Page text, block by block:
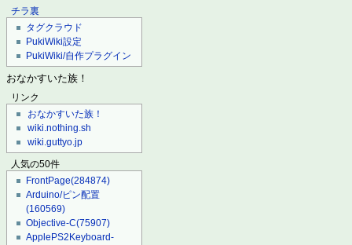
チラ裏
タグクラウド
PukiWiki設定
PukiWiki/自作プラグイン
おなかすいた族！
リンク
おなかすいた族！
wiki.nothing.sh
wiki.guttyo.jp
人気の50件
FrontPage(284874)
Arduino/ピン配置
(160569)
Objective-C(75907)
ApplePS2Keyboard-